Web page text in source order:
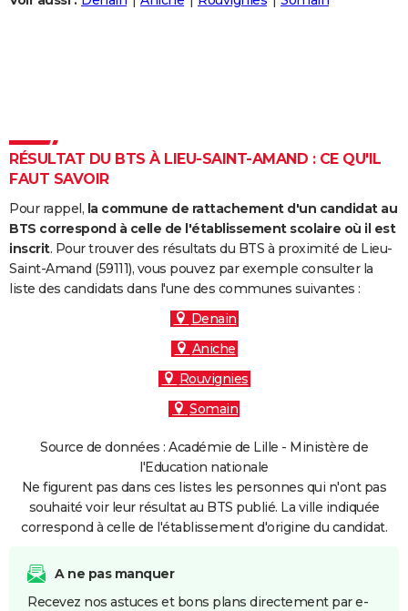
Carte de Noël
Carte Bonne année
Carte Saint-Valentin
Carte Pâques
Carte d'anniversaire
Dictionnaire
Biographies
Citations
Expressions
Proverbes
PROGRAMME TV
COPAINS D'AVANT
S'inscrire
Se connecter
Lycées
Collèges
Primaires
Universités
Entreprises
Service militaire
Avis de recherche
AVIS DE DÉCÈS
RÉSULTAT DU BTS À LIEU-SAINT-AMAND : CE QU'IL
FAUT SAVOIR
Pour rappel, la commune de rattachement d'un candidat au
BTS correspond à celle de l'établissement scolaire où il est
inscrit. Pour trouver des résultats du BTS à proximité de Lieu-
Saint-Amand (59111), vous pouvez par exemple consulter la
liste des candidats dans l'une des communes suivantes :
Denain
Aniche
Rouvignies
Somain
Source de données : Académie de Lille - Ministère de
l'Education nationale
Ne figurent pas dans ces listes les personnes qui n'ont pas
souhaité voir leur résultat au BTS publié. La ville indiquée
correspond à celle de l'établissement d'origine du candidat.
A ne pas manquer
Recevez nos astuces et bons plans directement par e-